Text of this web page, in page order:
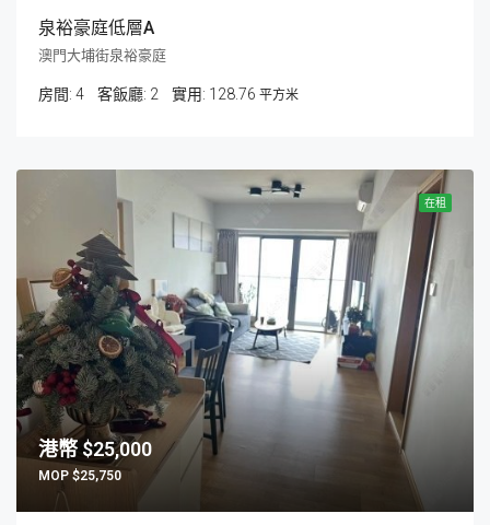
泉裕豪庭低層A
澳門大埔街泉裕豪庭
房間: 4 客飯廳: 2 128.76 平方米
在租
$25,000
$25,750